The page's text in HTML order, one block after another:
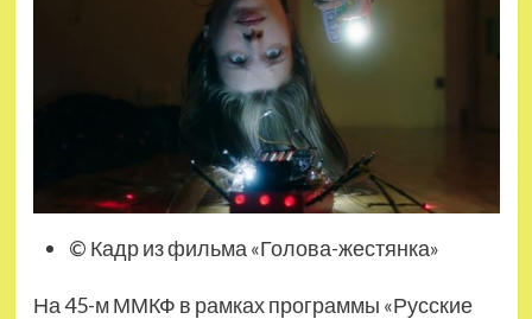
© Кадр из фильма «Голова-жестянка»
На 45-м ММКФ в рамках программы «Русские